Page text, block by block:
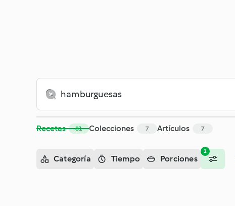
Recetas 81 Colecciones 7 Artículos 7
2
Categoría Tiempo Porciones